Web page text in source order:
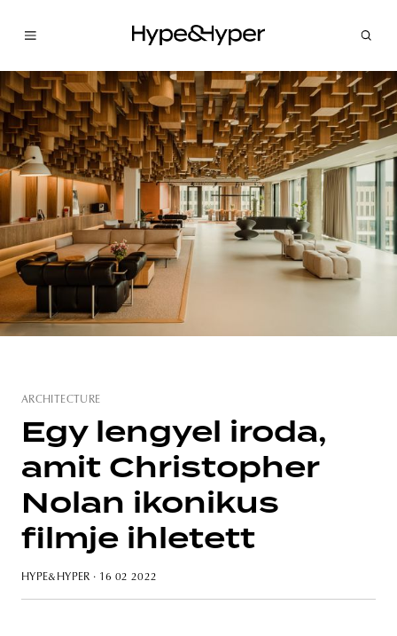
budapest
ARCHITECTURE
Egy lengyel iroda,
amit Christopher
Nolan ikonikus
filmje ihletett
HYPE&HYPER · 16 02 2022